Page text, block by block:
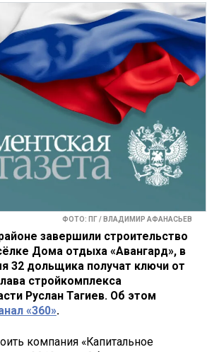
ФОТО: ПГ / ВЛАДИМИР АФАНАСЬЕВ
завершили строительство
Дома отдыха «Авангард», в
32 дольщика получат ключи от
стройкомплекса
Руслан Тагиев. Об этом
«360».
компания «Капитальное